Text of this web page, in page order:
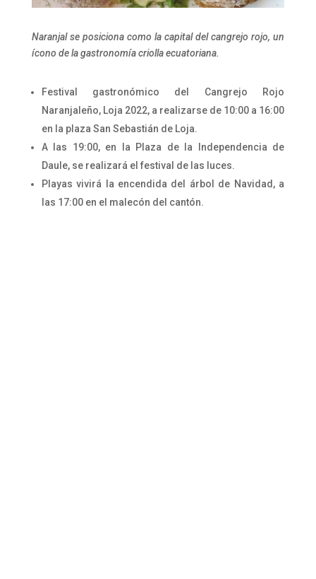
Naranjal se posiciona como la capital del cangrejo rojo, un
ícono de la gastronomía criolla ecuatoriana.
Festival gastronómico del Cangrejo Rojo
Naranjaleño, Loja 2022, a realizarse de 10:00 a 16:00
en la plaza San Sebastián de Loja.
A las 19:00, en la Plaza de la Independencia de
Daule, se realizará el festival de las luces.
Playas vivirá la encendida del árbol de Navidad, a
las 17:00 en el malecón del cantón.